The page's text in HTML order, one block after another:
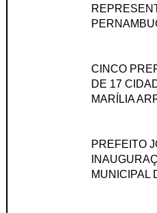
CINCO
DE 17
MARÍLIA
PREFEITO
MUNICIPAL